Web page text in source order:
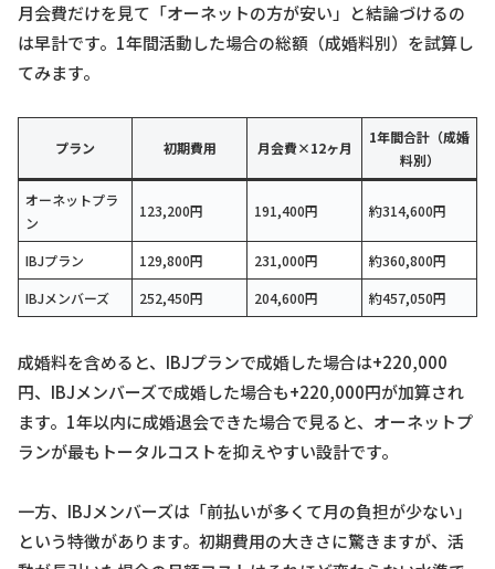
月会費だけを見て「オーネットの方が安い」と結論づけるの
は早計です。1年間活動した場合の総額（成婚料別）を試算し
てみます。
プラン 初期費用 月会費×12ヶ月
1年間合計（成婚
料別）
オーネットプラ
ン
123,200円 191,400円 約314,600円
IBJプラン 129,800円 231,000円
約360,800円
IBJメンバーズ
252,450円 204,600円 約457,050円
成婚料を含めると、IBJプランで成婚した場合は+220,000
円、IBJメンバーズで成婚した場合も+220,000円が加算され
ます。1年以内に成婚退会できた場合で見ると、オーネットプ
ランが最もトータルコストを抑えやすい設計です。
一方、IBJメンバーズは「前払いが多くて月の負担が少ない」
という特徴があります。初期費用の大きさに驚きますが、活